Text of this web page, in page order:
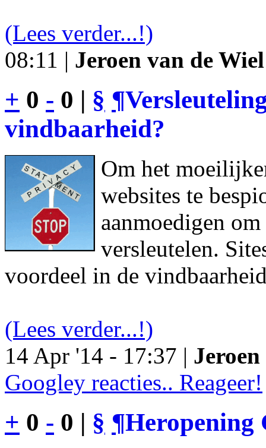
(Lees verder...!)
08:11 | Jeroen van de Wiel
+ 0 - 0 | § ¶
vindbaarheid?
Om het
websites te
aanmoedigen
versleutelen.
voordeel in de
(Lees verder...!)
14 Apr '14 - 17:37 |
Googley reacties.. Reageer!
+ 0 - 0 | § ¶Heropening